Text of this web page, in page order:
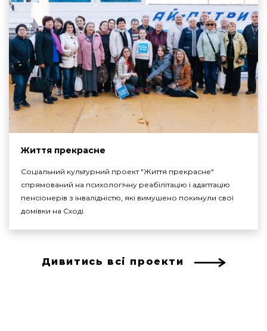
Життя прекрасне
Соціальний культурний проект "Життя прекрасне"
спрямований на психологічну реабілітацію і адаптацію
пенсіонерів з інвалідністю, які вимушено покинули свої
домівки на Сході.
Дивитись всі проекти